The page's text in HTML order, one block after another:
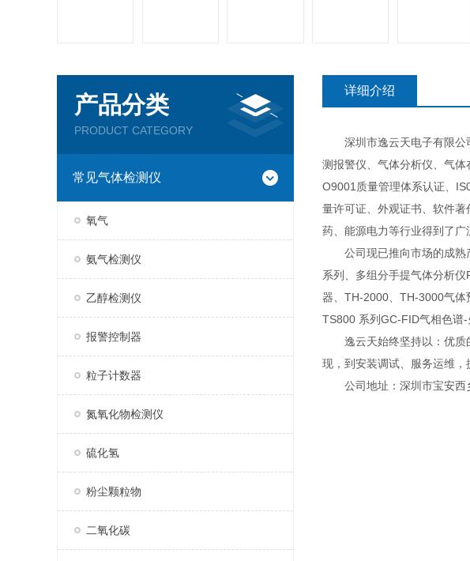
产品分类
PRODUCT CATEGORY
常见气体检测仪
氧气
氨气检测仪
乙醇检测仪
报警控制器
粒子计数器
氮氧化物检测仪
硫化氢
粉尘颗粒物
二氧化碳
详细介绍
深圳市逸云天电子有限公司
测报警仪、气体分析仪、气
O9001质量管理体系认证、
量许可证、外观证书、软件
药、能源电力等行业得到了广
公司现已推向市场的成熟
系列、多组分手提气体分析
器、TH-2000、TH-3000气体
TS800 系列GC-FID气相色谱-
逸云天始终坚持以：优质的
现，到安装调试、服务运维，
公司地址：深圳市宝安西